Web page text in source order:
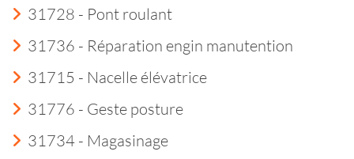
31728 - Pont roulant
31736 - Réparation engin manutention
31715 - Nacelle élévatrice
31776 - Geste posture
31734 - Magasinage